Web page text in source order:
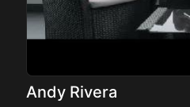
Andy Rivera